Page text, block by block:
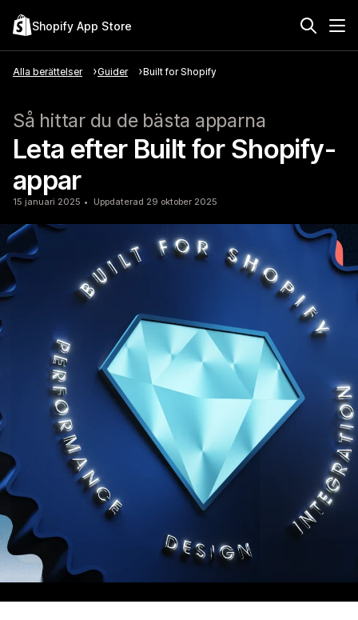
Shopify App Store
Alla berättelser Guider Built for Shopify
Så hittar du de bästa apparna
Leta efter Built for Shopify-
appar
15 januari 2025 Uppdaterad 29 oktober 2025